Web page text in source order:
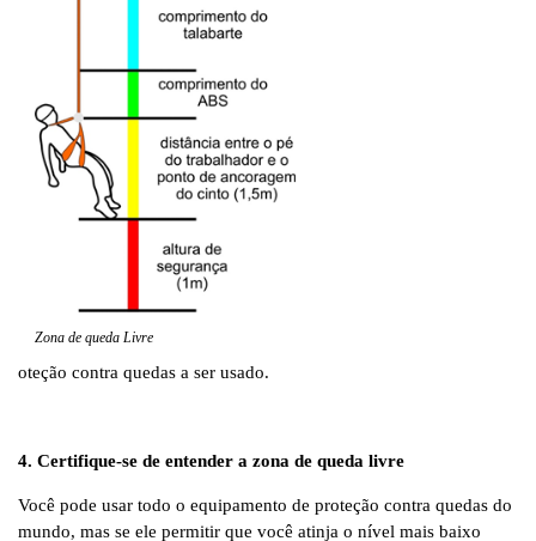
Zona de queda Livre
oteção contra quedas a ser usado.
4. Certifique-se de entender a zona de queda livre
Você pode usar todo o equipamento de proteção contra quedas do
mundo, mas se ele permitir que você atinja o nível mais baixo